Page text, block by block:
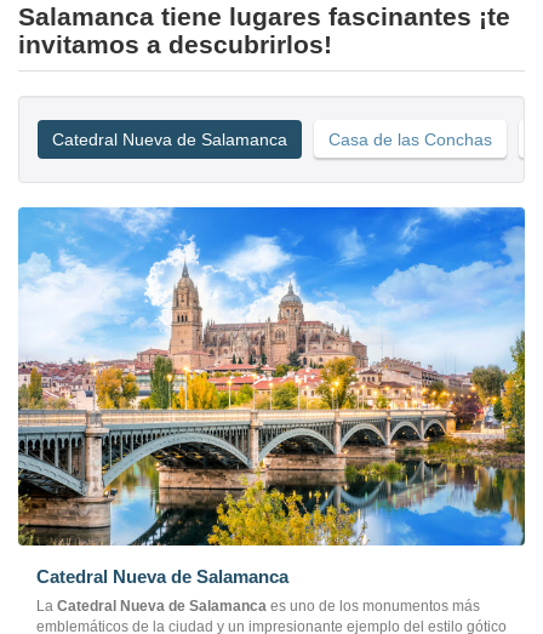
Salamanca tiene lugares fascinantes ¡te
invitamos a descubrirlos!
Catedral Nueva de Salamanca Casa de las Conchas
Catedral Nueva de Salamanca
La Catedral Nueva de Salamanca es uno de los monumentos más
emblemáticos de la ciudad y un impresionante ejemplo del estilo gótico